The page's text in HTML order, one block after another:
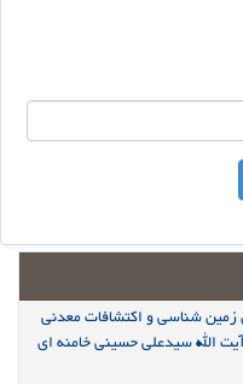
زمین شناسی و اکتشافات معدنی
الله سیدعلی حسینی خامنه ای